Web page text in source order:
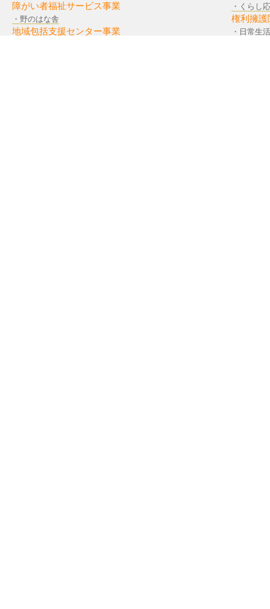
障がい者福祉サービス事業
・野のはな舎
地域包括支援センター事業
・くらし
権利擁護
・日常生